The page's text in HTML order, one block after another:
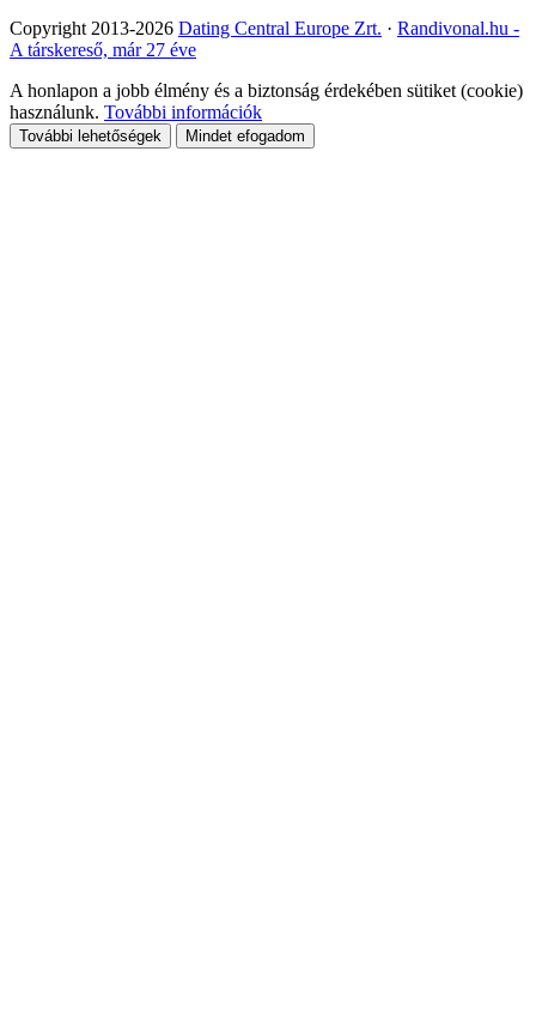
Copyright 2013-2026 Dating Central Europe Zrt. · Randivonal.hu -
A társkereső, már 27 éve
A honlapon a jobb élmény és a biztonság érdekében sütiket (cookie)
használunk. További információk
További lehetőségek Mindet efogadom